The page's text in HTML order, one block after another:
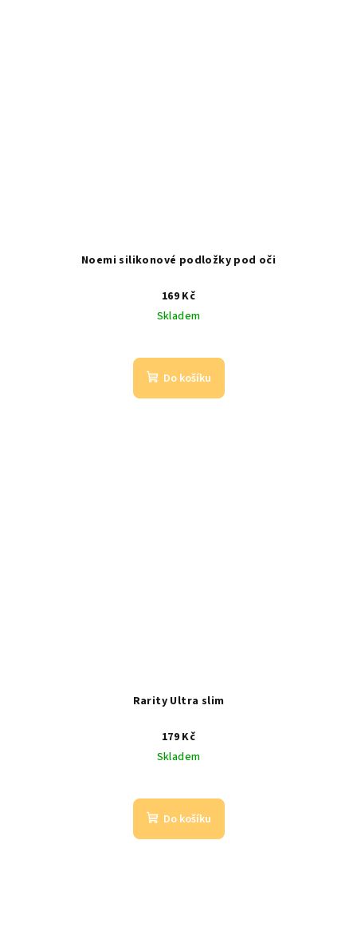
Noemi silikonové podložky pod oči
169 Kč
Skladem
Do košíku
Rarity Ultra slim
179 Kč
Skladem
Do košíku